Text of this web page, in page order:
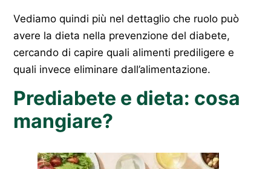
Vediamo quindi più nel dettaglio che ruolo può
avere la dieta nella prevenzione del diabete,
cercando di capire quali alimenti prediligere e
quali invece eliminare dall’alimentazione.
Prediabete e dieta: cosa
mangiare?